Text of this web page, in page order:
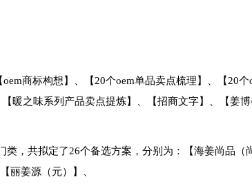
商标构想】、【20个oem单品卖点梳理】、【20个
暖之味系列产品卖点提炼】、【招商文字】、【姜博
类，共拟定了26个备选方案，分别为：【海姜尚品（
丽姜源（元）】、